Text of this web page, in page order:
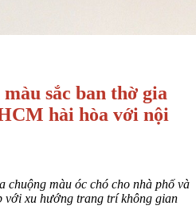
sắc ban thờ gia
hài hòa với nội
màu óc chó cho nhà phố và
với xu hướng trang trí không gian